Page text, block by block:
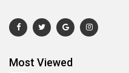
Most Viewed